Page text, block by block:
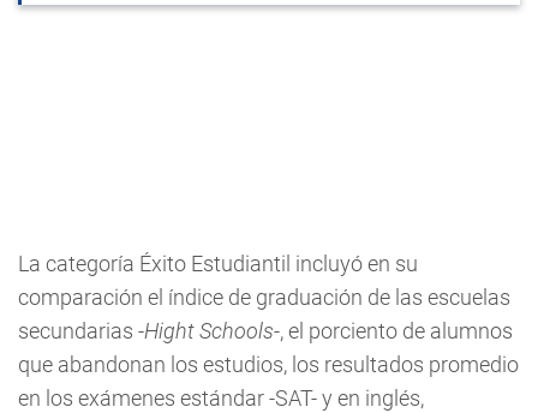
La categoría Éxito Estudiantil incluyó en su
comparación el índice de graduación de las escuelas
secundarias -Hight Schools-, el porciento de alumnos
que abandonan los estudios, los resultados promedio
en los exámenes estándar -SAT- y en inglés,